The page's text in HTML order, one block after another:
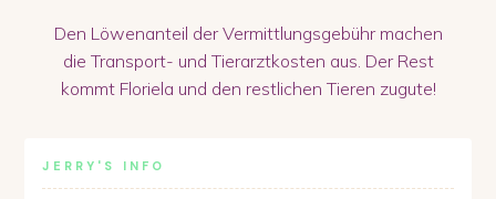
Den Löwenanteil der Vermittlungsgebühr machen
die Transport- und Tierarztkosten aus. Der Rest
kommt Floriela und den restlichen Tieren zugute!
JERRY 'S INFO